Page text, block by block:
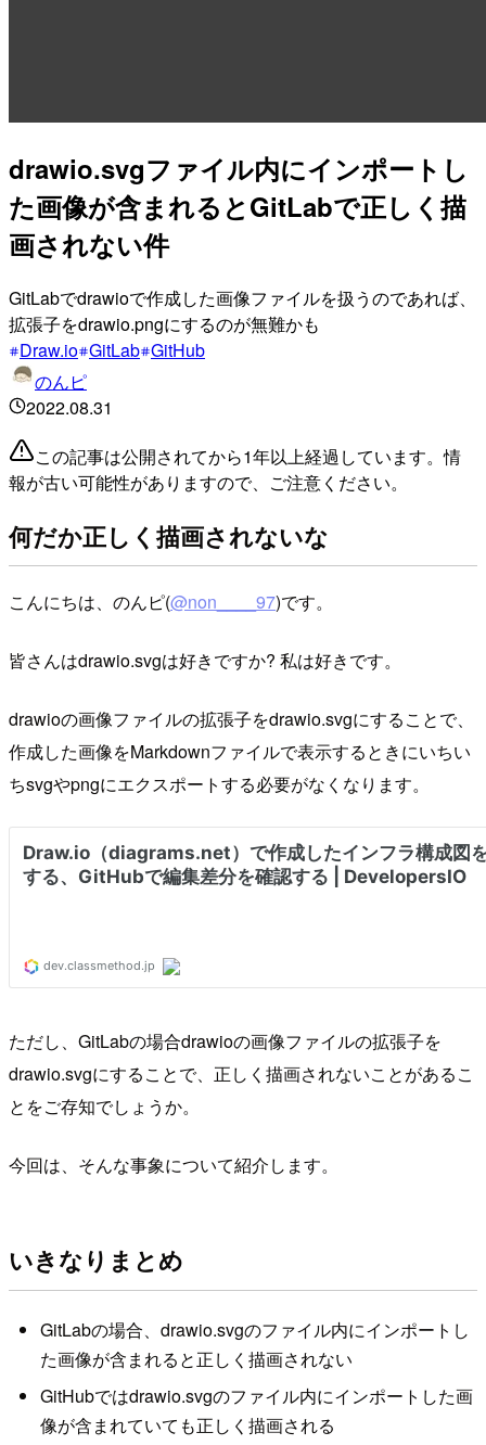
drawio.svgファイル内にインポートし
た画像が含まれるとGitLabで正しく描
画されない件
GitLabでdrawioで作成した画像ファイルを扱うのであれば、
拡張子をdrawio.pngにするのが無難かも
Draw.io GitLab GitHub
のんピ
2022.08.31
この記事は公開されてから1年以上経過しています。情
報が古い可能性がありますので、ご注意ください。
何だか正しく描画されないな
こんにちは、のんピ(@non____97)です。
皆さんはdrawio.svgは好きですか? 私は好きです。
drawioの画像ファイルの拡張子をdrawio.svgにすることで、
作成した画像をMarkdownファイルで表示するときにいちい
ちsvgやpngにエクスポートする必要がなくなります。
ただし、GitLabの場合drawioの画像ファイルの拡張子を
drawio.svgにすることで、正しく描画されないことがあるこ
とをご存知でしょうか。
今回は、そんな事象について紹介します。
いきなりまとめ
GitLabの場合、drawio.svgのファイル内にインポートし
た画像が含まれると正しく描画されない
GitHubではdrawio.svgのファイル内にインポートした画
像が含まれていても正しく描画される